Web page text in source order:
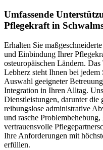
Umfassende
Pflegekraft in
Erhalten Sie
und Einbindung Ihrer
osteuropäischen Ländern.
Lebherz steht Ihnen bei
Auswahl geeigneter
Integration in Ihren Alltag.
Dienstleistungen, darunter
reibungslose administrative
und rasche
vertrauensvolle
Ihre Anforderungen mit
erfüllen.